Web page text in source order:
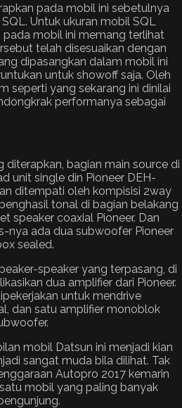
pada mobil ini sebetulnya
Untuk ukuran mobil SQL
mobil ini memang terlihat
telah disesuaikan dengan
dipasangkan dalam mobil ini
untuk showoff saja. Oleh
seperti yang sekarang ini dinilai
performanya sebagai
diterapkan, bagian main source di
unit single din Pioneer DEH-
ditempati oleh kompisisi 2way
tonal di bagian belakang
speaker coaxial Pioneer. Dan
nya ada dua subwoofer Pioneer
sealed.
speaker yang terpasang, di
dua amplifier dari Pioneer.
untuk mendrive
dan satu amplifier monoblok
mobil Datsun ini menjadi kian
sangat muda bila dilihat. Tak
Autopro 2017 kemarin
mobil yang paling banyak